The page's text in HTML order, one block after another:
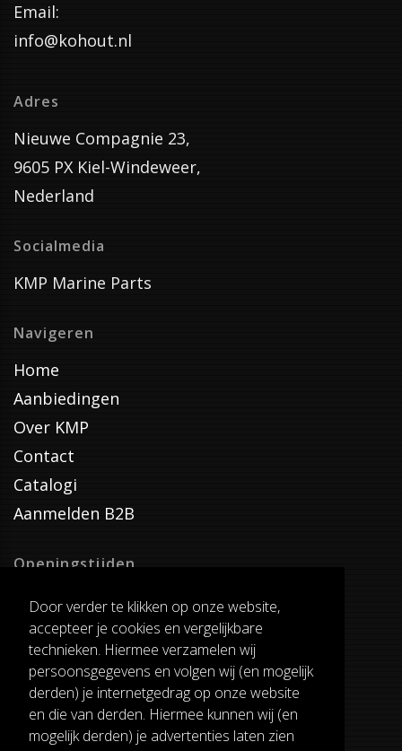
Door verder te klikken op onze website,
accepteer je cookies en vergelijkbare
technieken. Hiermee verzamelen wij
persoonsgegevens en volgen wij (en mogelijk
derden) je internetgedrag op onze website
en die van derden. Hiermee kunnen wij (en
mogelijk derden) je advertenties laten zien
Email:
info@kohout.nl
Adres
Nieuwe Compagnie 23,
9605 PX Kiel-Windeweer,
Nederland
Socialmedia
KMP Marine Parts
Navigeren
Home
Aanbiedingen
Over KMP
Contact
Catalogi
Aanmelden B2B
Openingstijden
Dinsdag T/M Zaterdag
van 8:00-17:00
Verzenddagen
Dinsdag T/M Vrijdag
Pauze
12:30-13:00